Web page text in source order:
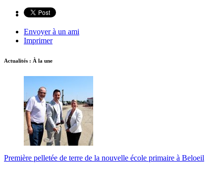
Envoyer à un ami
Imprimer
Actualités : À la une
Première pelletée de terre de la nouvelle école primaire à Beloeil